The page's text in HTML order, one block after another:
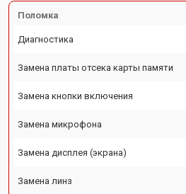
Поломка
Диагностика
Замена платы отсека карты памяти
Замена кнопки включения
Замена микрофона
Замена дисплея (экрана)
Замена линз